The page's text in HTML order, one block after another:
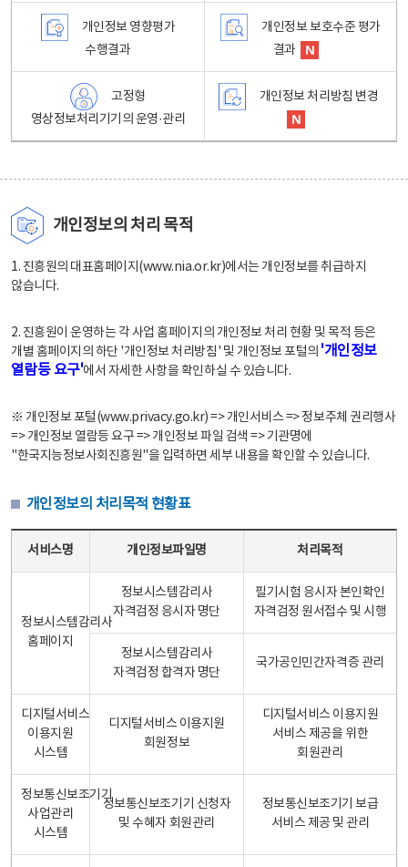
개인정보 영향평가
수행결과
개인정보 보호수준 평가
결과
고정형
영상정보처리기기의 운영·관리
개인정보 처리방침 변경
개인정보의 처리 목적
1. 진흥원의 대표홈페이지(www.nia.or.kr)에서는 개인정보를 취급하지
않습니다.
2. 진흥원이 운영하는 각 사업 홈페이지의 개인정보 처리 현황 및 목적 등은
개별 홈페이지의 하단 '개인정보 처리방침' 및 개인정보 포털의 '개인정보
열람등 요구'에서 자세한 사항을 확인하실 수 있습니다.
※ 개인정보 포털(www.privacy.go.kr) => 개인서비스 => 정보주체 권리행사
=> 개인정보 열람등 요구 => 개인정보 파일 검색 => 기관명에
"한국지능정보사회진흥원"을 입력하면 세부 내용을 확인할 수 있습니다.
개인정보의 처리목적 현황표
서비스명 개인정보파일명 처리목적
정보시스템감리사
홈페이지
정보시스템감리사
자격검정 응시자 명단
필기시험 응시자 본인확인
자격검정 원서접수 및 시행
정보시스템감리사
자격검정 합격자 명단
국가공인민간자격증 관리
디지털서비스
이용지원
시스템
디지털서비스 이용지원
회원정보
디지털서비스 이용지원
서비스 제공을 위한
회원관리
정보통신보조기기
사업관리
시스템
정보통신보조기기 신청자
및 수혜자 회원관리
정보통신보조기기 보급
서비스 제공 및 관리